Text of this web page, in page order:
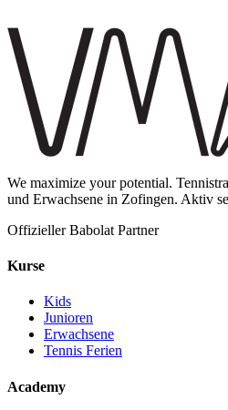
We maximize your potential.
und Erwachsene in Zofingen. Aktiv
Offizieller Babolat Partner
Kurse
Kids
Junioren
Erwachsene
Tennis Ferien
Academy